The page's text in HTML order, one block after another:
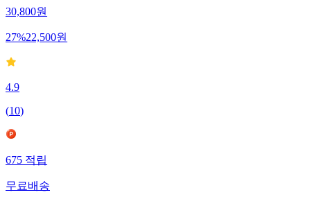
30,800원
27%22,500원
4.9
(10)
675적립
무료배송